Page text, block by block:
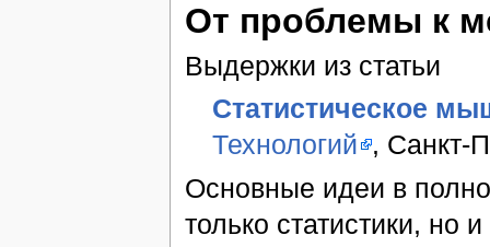
От проблемы к
Выдержки из статьи
Статистическое
Технологий , Санкт-
Основные идеи в
только статистики, но